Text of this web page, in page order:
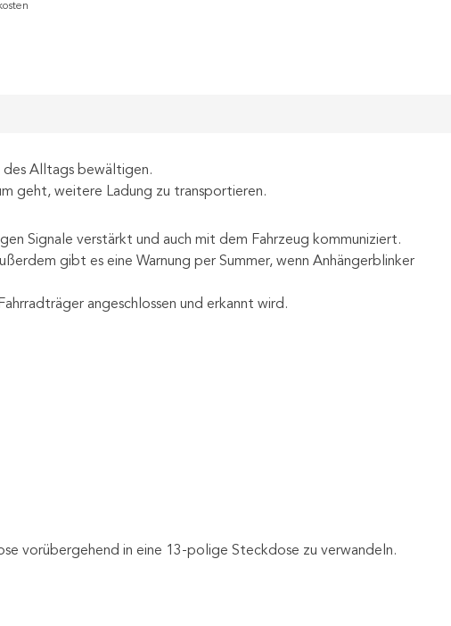
des Alltags bewältigen.
geht, weitere Ladung zu transportieren.
Signale verstärkt und auch mit dem Fahrzeug kommuniziert.
gibt es eine Warnung per Summer, wenn Anhängerblinker
angeschlossen und erkannt wird.
vorübergehend in eine 13-polige Steckdose zu verwandeln.